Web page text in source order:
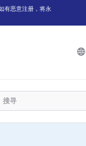
有恶意注册，将永